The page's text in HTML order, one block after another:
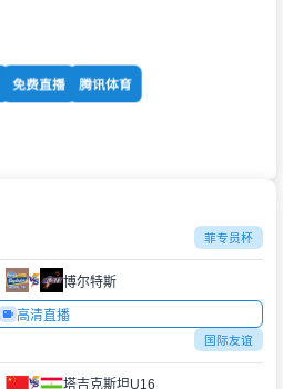
免费直播 腾讯体育
菲专员杯
博尔特斯
高清直播
国际友谊
塔吉克斯坦U16